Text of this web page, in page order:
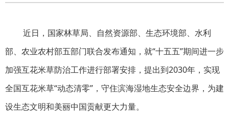
近日，国家林草局、自然资源部、生态环境部、水利
部、农业农村部五部门联合发布通知，就“十五五”期间进一步
加强互花米草防治工作进行部署安排，提出到2030年，实现
全国互花米草“动态清零”，守住滨海湿地生态安全边界，为建
设生态文明和美丽中国贡献更大力量。